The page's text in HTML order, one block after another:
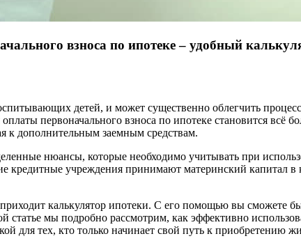
взноса по ипотеке – удобный
детей, и может существенно облегчить
первоначального взноса по ипотеке становится
к дополнительным заемным средствам.
нюансы, которые необходимо учитывать при
учреждения принимают материнский капитал в
калькулятор ипотеки. С его помощью вы сможете
мы подробно рассмотрим, как эффективно
для тех, кто только начинает свой путь к приобретению